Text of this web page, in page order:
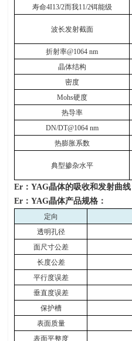
寿命4I13/2而我11/2铒能级
波长发射截面
折射率@1064 nm
晶体结构
密度
Mohs硬度
热导率
DN/DT@1064 nm
热膨胀系数
典型掺杂水平
Er ：YAG晶体的吸收和发射曲线
Er ：YAG晶体产品规格：
定向
透明孔径
面尺寸公差
长度公差
平行度误差
垂直度误差
保护槽
表面质量
表面平整度